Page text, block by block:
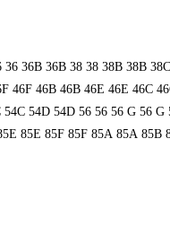
36 36B 36B 38 38 38B 38B 38С
46F 46В 46В 46Е 46Е 46С
54C 54D 54D 56 56 56 G 56 G
85E 85F 85F 85А 85А 85В